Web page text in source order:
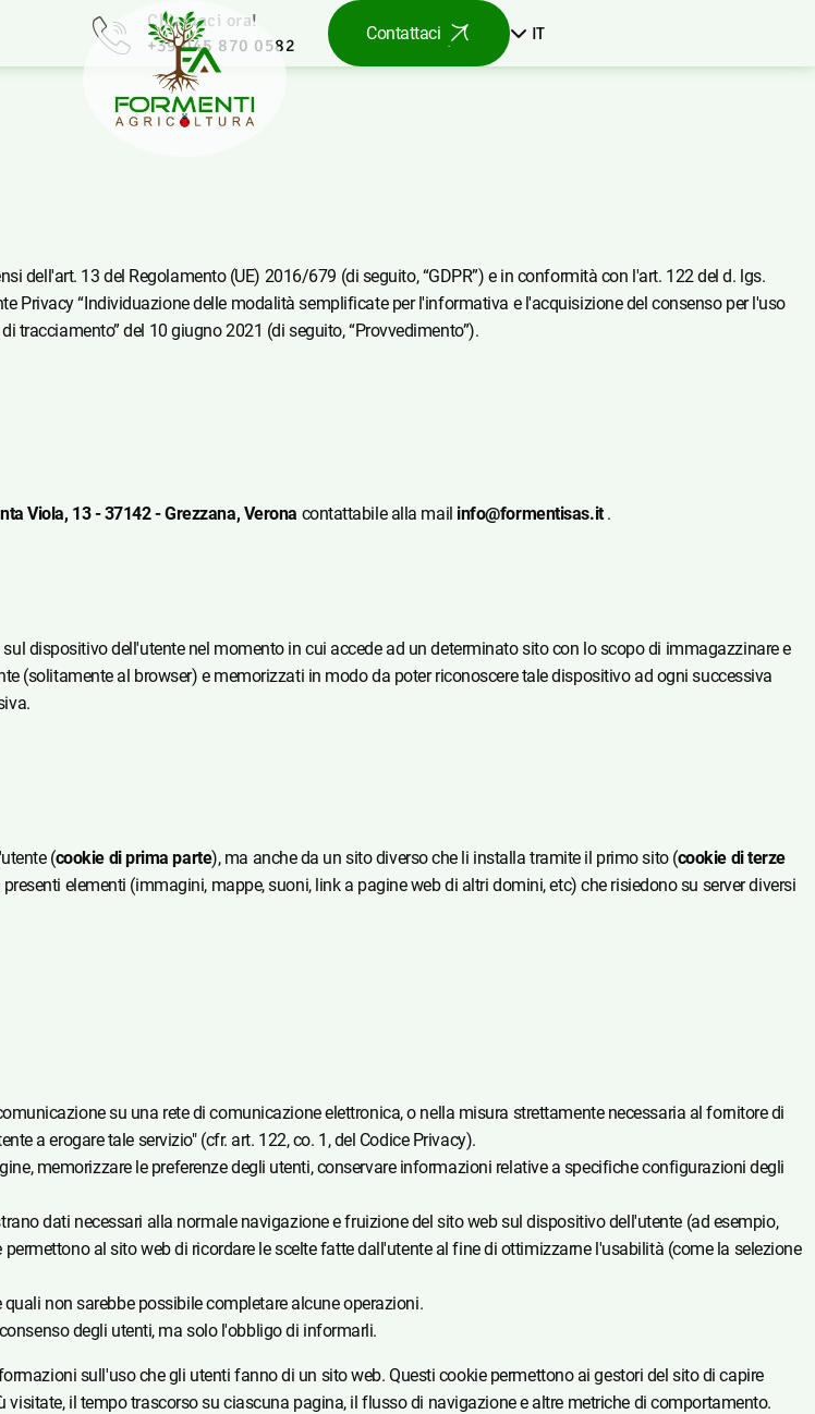
Chiamaci ora!
+39 045 870 0582
Contattaci IT
13 del Regolamento (UE) 2016/679 (di seguito, “GDPR”) e in conformità con l'art. 122 del d. lgs.
Privacy “Individuazione delle modalità semplificate per l'informativa e l'acquisizione del consenso per l'uso
tracciamento” del 10 giugno 2021 (di seguito, “Provvedimento”).
Viola, 13 - 37142 - Grezzana, Verona contattabile alla mail info@formentisas.it.
dispositivo dell'utente nel momento in cui accede ad un determinato sito con lo scopo di immagazzinare e
(solitamente al browser) e memorizzati in modo da poter riconoscere tale dispositivo ad ogni successiva
(cookie di prima parte), ma anche da un sito diverso che li installa tramite il primo sito (cookie di terze
elementi (immagini, mappe, suoni, link a pagine web di altri domini, etc) che risiedono su server diversi
su una rete di comunicazione elettronica, o nella misura strettamente necessaria al fornitore di
a erogare tale servizio" (cfr. art. 122, co. 1, del Codice Privacy).
memorizzare le preferenze degli utenti, conservare informazioni relative a specifiche configurazioni degli
dati necessari alla normale navigazione e fruizione del sito web sul dispositivo dell'utente (ad esempio,
al sito web di ricordare le scelte fatte dall'utente al fine di ottimizzarne l'usabilità (come la selezione
non sarebbe possibile completare alcune operazioni.
degli utenti, ma solo l'obbligo di informarli.
sull'uso che gli utenti fanno di un sito web. Questi cookie permettono ai gestori del sito di capire
il tempo trascorso su ciascuna pagina, il flusso di navigazione e altre metriche di comportamento.